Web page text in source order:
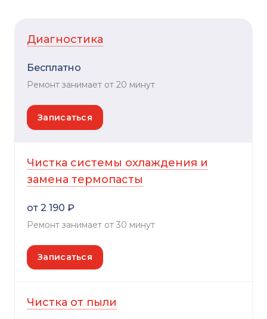
Диагностика
Бесплатно
Ремонт занимает от 20 минут
Записаться
Чистка системы охлаждения и
замена термопасты
от 2 190 ₽
Ремонт занимает от 30 минут
Записаться
Чистка от пыли